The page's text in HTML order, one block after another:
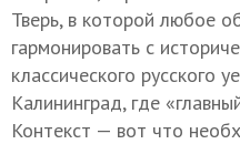
Тверь, в которой любое
гармонировать с
классического русского
Калининград, где
Контекст — вот что